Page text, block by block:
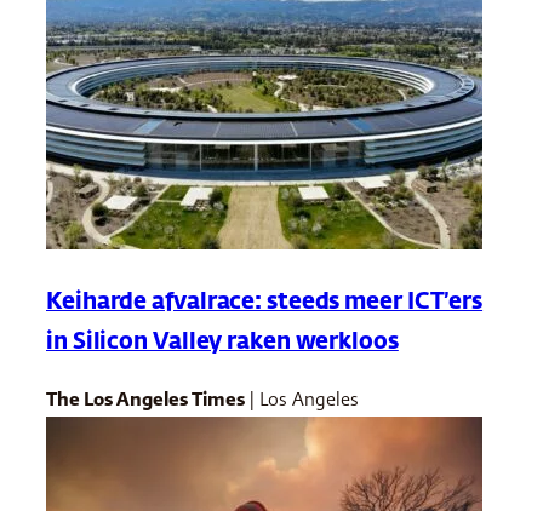
Keiharde afvalrace: steeds meer ICT’ers
in Silicon Valley raken werkloos
The Los Angeles Times | Los Angeles